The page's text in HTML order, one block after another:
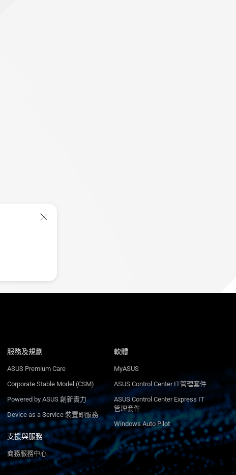
服務及規劃
ASUS Premium Care
Corporate Stable Model (CSM)
Powered by ASUS 創新實力
Device as a Service 裝置即服務
支援與服務
商務服務中心
軟體
MyASUS
ASUS Control Center IT管理套件
ASUS Control Center Express IT
管理套件
Windows Auto Pilot